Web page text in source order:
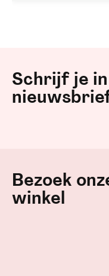
Schrijf je
Bezoek
winkel